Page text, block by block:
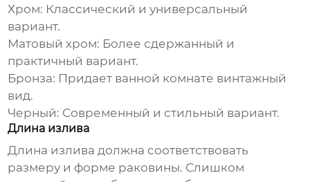
Хром: Классический и универсальный
вариант.
Матовый хром: Более сдержанный и
практичный вариант.
Бронза: Придает ванной комнате винтажный
вид.
Черный: Современный и стильный вариант.
Длина излива
Длина излива должна соответствовать
размеру и форме раковины. Слишком